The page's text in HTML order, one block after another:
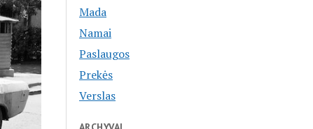
Mada
Namai
Paslaugos
Prekės
Verslas